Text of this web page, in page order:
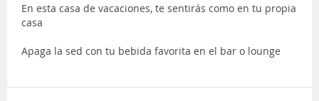
En esta casa de vacaciones, te sentirás como en tu propia
casa
Apaga la sed con tu bebida favorita en el bar o lounge